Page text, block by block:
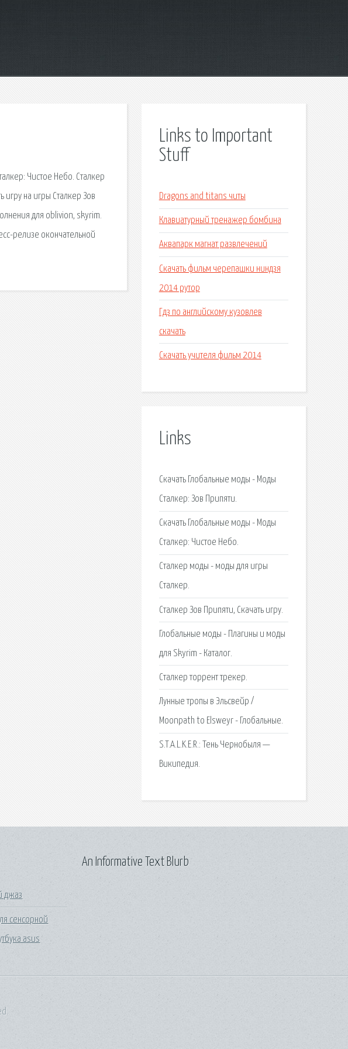
Чистое Небо. Сталкер
на игры Сталкер Зов
для oblivion, skyrim.
релизе окончательной
Links to Important
Stuff
Dragons and titans читы
Клавиатурный тренажер бомбина
Аквапарк магнат развлечений
Скачать фильм черепашки ниндзя
2014 рутор
Гдз по английскому кузовлев
скачать
Скачать учителя фильм 2014
Links
Скачать Глобальные моды - Моды
Сталкер: Зов Припяти.
Скачать Глобальные моды - Моды
Сталкер: Чистое Небо.
Сталкер моды - моды для игры
Сталкер.
Сталкер Зов Припяти, Скачать игру.
Глобальные моды - Плагины и моды
для Skyrim - Каталог.
Сталкер торрент трекер.
Лунные тропы в Эльсвейр /
Moonpath to Elsweyr - Глобальные.
S.T.A.L.K.E.R.: Тень Чернобыля —
Википедия.
джаз
сенсорной
asus
An Informative Text Blurb